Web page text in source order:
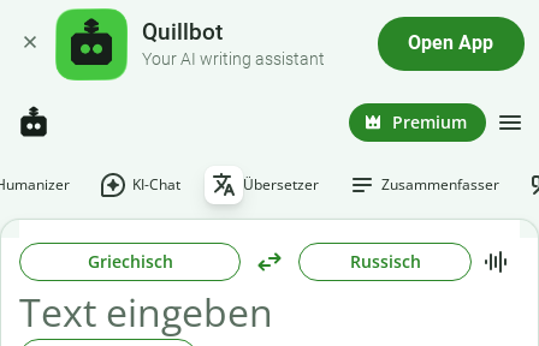
Quillbot
Your AI writing assistant
Open App
Premium
KI-Chat Übersetzer Zusammenfasser
Griechisch Russisch